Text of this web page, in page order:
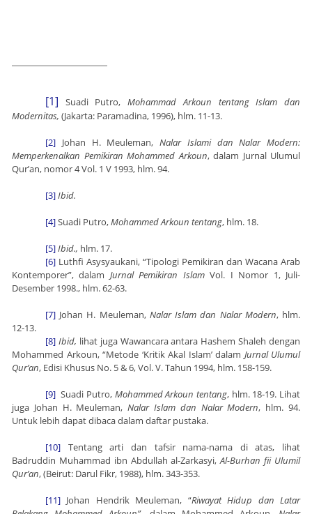
[1] Suadi Putro,Mohammad Arkoun tentang Islam dan
Modernitas, (Jakarta: Paramadina, 1996), hlm. 11-13.
[2] Johan H. Meuleman, Nalar Islami dan Nalar Modern:
Memperkenalkan Pemikiran Mohammed Arkoun, dalam Jurnal Ulumul
Qur’an, nomor 4 Vol. 1 V 1993, hlm. 94.
[3]Ibid.
[4]Suadi Putro,Mohammed Arkoun tentang, hlm. 18.
[5]Ibid., hlm. 17.
[6] Luthfi Asysyaukani, “Tipologi Pemikiran dan Wacana Arab
Kontemporer”, dalam Jurnal Pemikiran IslamVol. I Nomor 1, Juli-
Desember 1998., hlm. 62-63.
[7] Johan H. Meuleman, Nalar Islam dan Nalar Modern, hlm.
12-13.
[8] Ibid, lihat juga Wawancara antara Hashem Shaleh dengan
Mohammed Arkoun, “Metode ‘Kritik Akal Islam’ dalam Jurnal Ulumul
Qur’an, Edisi Khusus No. 5 & 6, Vol. V. Tahun 1994, hlm. 158-159.
[9] Suadi Putro, Mohammed Arkoun tentang, hlm. 18-19. Lihat
juga Johan H. Meuleman,Nalar Islam dan Nalar Modern, hlm. 94.
Untuk lebih dapat dibaca dalam daftar pustaka.
[10] Tentang arti dan tafsir nama-nama di atas, lihat
Badruddin Muhammad ibn Abdullah al-Zarkasyi,Al-Burhan fii Ulumil
Qur’an, (Beirut: Darul Fikr, 1988), hlm. 343-353.
[11] Johan Hendrik Meuleman, “Riwayat Hidup dan Latar